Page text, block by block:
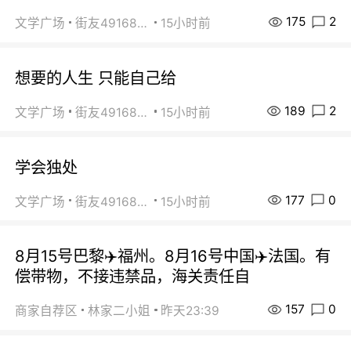
文学广场 街友49168527 15小时前 175 2
想要的人生 只能自己给
文学广场 街友49168527 15小时前 189 2
学会独处
文学广场 街友49168527 15小时前 177 0
8月15号巴黎✈️福州。8月16号中国✈️法国。有
偿带物，不接违禁品，海关责任自
商家自荐区 林家二小姐 昨天23:39 157 0